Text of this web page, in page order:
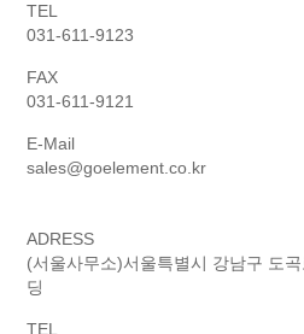
TEL
031-611-9123
FAX
031-611-9121
E-Mail
sales@goelement.co.kr
ADRESS
(서울사무소)서울특별시 강남구 도
딩
TEL